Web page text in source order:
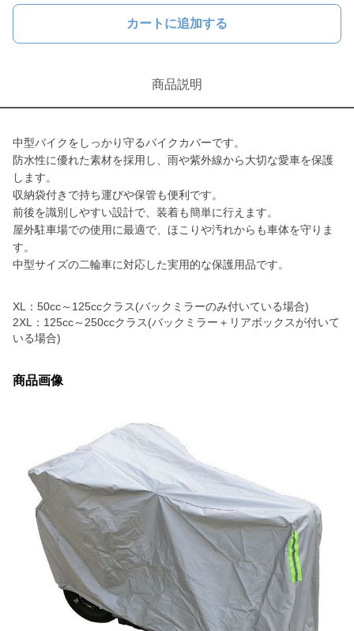
カートに追加する
商品説明
中型バイクをしっかり守るバイクカバーです。
防水性に優れた素材を採用し、雨や紫外線から大切な愛車を保護
します。
収納袋付きで持ち運びや保管も便利です。
前後を識別しやすい設計で、装着も簡単に行えます。
屋外駐車場での使用に最適で、ほこりや汚れからも車体を守りま
す。
中型サイズの二輪車に対応した実用的な保護用品です。
XL：50cc～125ccクラス(バックミラーのみ付いている場合)
2XL：125cc～250ccクラス(バックミラー＋リアボックスが付いて
いる場合)
商品画像